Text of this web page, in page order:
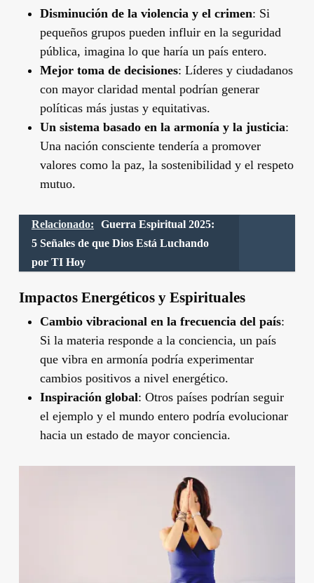
Disminución de la violencia y el crimen: Si
pequeños grupos pueden influir en la seguridad
pública, imagina lo que haría un país entero.
Mejor toma de decisiones: Líderes y ciudadanos
con mayor claridad mental podrían generar
políticas más justas y equitativas.
Un sistema basado en la armonía y la justicia:
Una nación consciente tendería a promover
valores como la paz, la sostenibilidad y el respeto
mutuo.
Relacionado:
Guerra Espiritual 2025:
5 Señales de que Dios Está Luchando
por TI Hoy
Impactos Energéticos y Espirituales
Cambio vibracional en la frecuencia del país:
Si la materia responde a la conciencia, un país
que vibra en armonía podría experimentar
cambios positivos a nivel energético.
Inspiración global: Otros países podrían seguir
el ejemplo y el mundo entero podría evolucionar
hacia un estado de mayor conciencia.